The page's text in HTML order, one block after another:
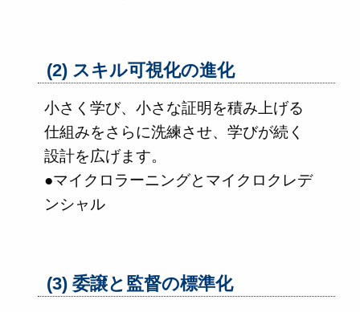
(2) スキル可視化の進化
小さく学び、小さな証明を積み上げる
仕組みをさらに洗練させ、学びが続く
設計を広げます。
●マイクロラーニングとマイクロクレデ
ンシャル
(3) 委譲と監督の標準化